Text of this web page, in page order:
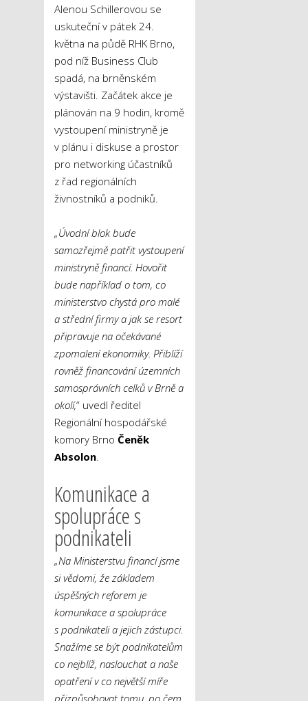
Alenou Schillerovou se
uskuteční v pátek 24.
května na půdě RHK Brno,
pod níž Business Club
spadá, na brněnském
výstavišti. Začátek akce je
plánován na 9 hodin, kromě
vystoupení ministryně je
v plánu i diskuse a prostor
pro networking účastníků
z řad regionálních
živnostníků a podniků.
„Úvodní blok bude
samozřejmě patřit vystoupení
ministryně financí. Hovořit
bude například o tom, co
ministerstvo chystá pro malé
a střední firmy a jak se resort
připravuje na očekávané
zpomalení ekonomiky. Přiblíží
rovněž financování územních
samosprávních celků v Brně a
okolí,“ uvedl ředitel
Regionální hospodářské
komory Brno Čeněk
Absolon.
Komunikace a
spolupráce s
podnikateli
„Na Ministerstvu financí jsme
si vědomi, že základem
úspěšných reforem je
komunikace a spolupráce
s podnikateli a jejich zástupci.
Snažíme se být podnikatelům
co nejblíž, naslouchat a naše
opatření v co největší míře